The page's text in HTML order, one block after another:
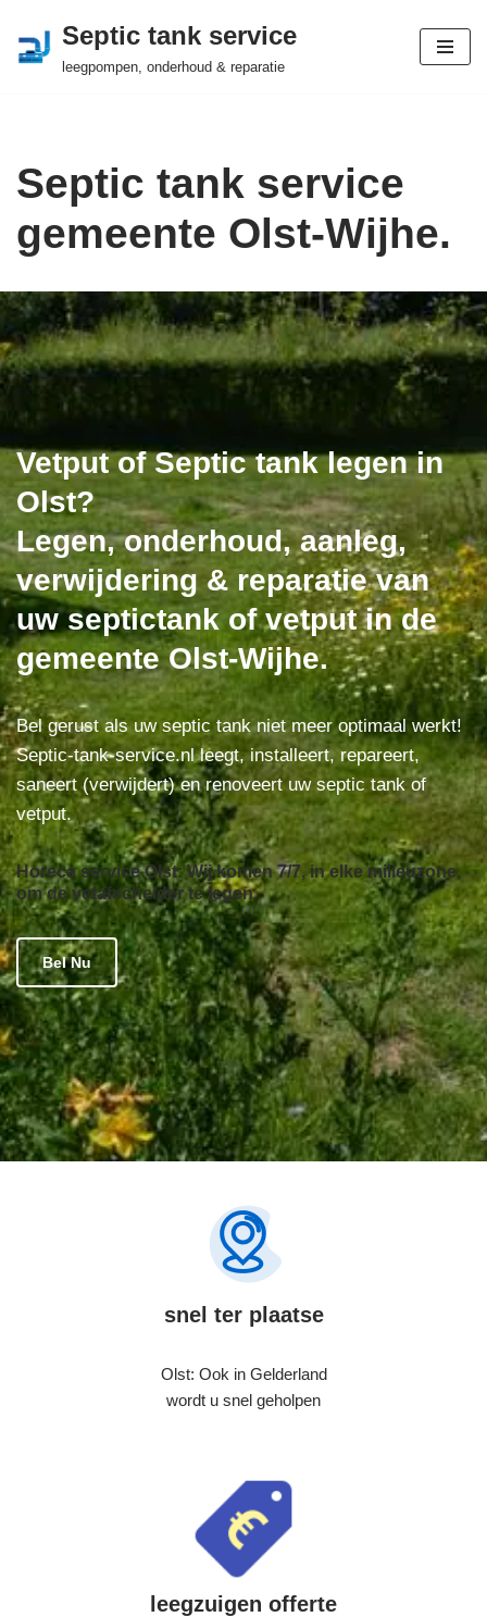
Ga
Septic tank service
leegpompen, onderhoud & reparatie
Septic tank service
gemeente Olst-Wijhe.
Vetput of Septic tank legen in
Olst?
Legen, onderhoud, aanleg,
verwijdering & reparatie van
uw septictank of vetput in de
gemeente Olst-Wijhe.
Bel gerust als uw septic tank niet meer optimaal werkt!
Septic-tank-service.nl leegt, installeert, repareert,
saneert (verwijdert) en renoveert uw septic tank of
vetput.
Horeca service Olst: Wij komen 7/7, in elke milieuzone,
om de vetafscheider te legen.
Bel Nu
snel ter plaatse
Olst: Ook in Gelderland
wordt u snel geholpen
leegzuigen offerte